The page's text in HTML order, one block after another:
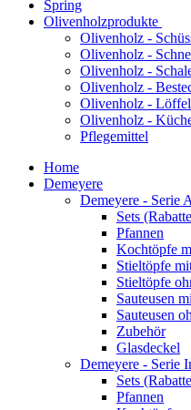
Spring
Olivenholzprodukte
Olivenholz -
Olivenholz -
Olivenholz -
Olivenholz -
Olivenholz - Löffel
Olivenholz -
Pflegemittel
Home
Demeyere
Demeyere - Serie
Sets
Pfannen
Kochtöpfe
Stieltöpfe
Stieltöpfe
Sauteusen
Sauteusen
Zubehör
Glasdeckel
Demeyere - Serie
Sets
Pfannen